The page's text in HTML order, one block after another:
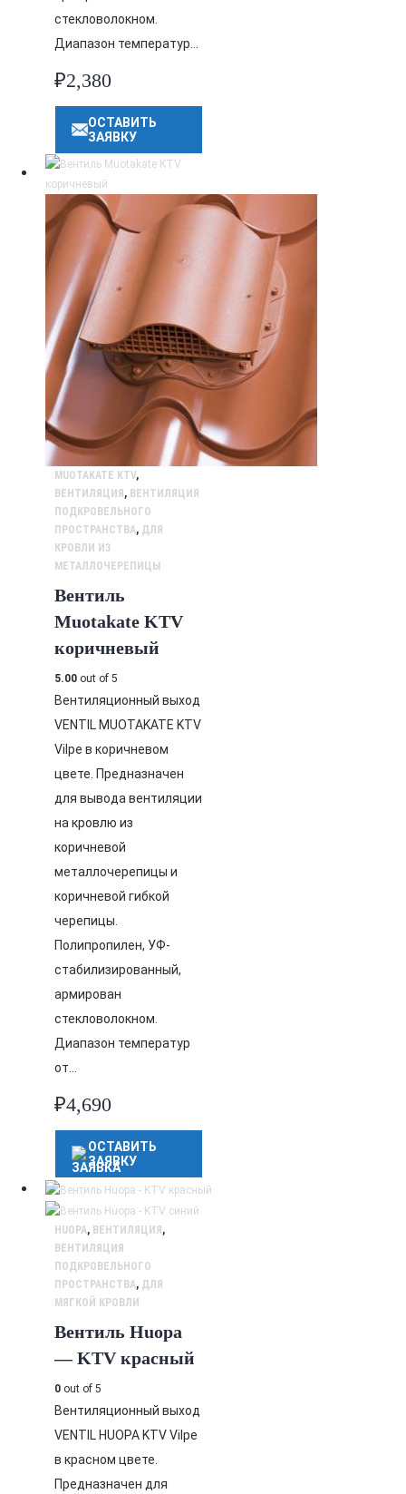
стекловолокном.
Диапазон температур…
₽2,380
ОСТАВИТЬ
ЗАЯВКУ
MUOTAKATE KTV,
ВЕНТИЛЯЦИЯ , ВЕНТИЛЯЦИЯ
ПОДКРОВЕЛЬНОГО
ПРОСТРАНСТВА, ДЛЯ
КРОВЛИ ИЗ
МЕТАЛЛОЧЕРЕПИЦЫ
Вентиль
Muotakate KTV
коричневый
5.00 out of 5
Вентиляционный выход
VENTIL MUOTAKATE KTV
Vilpe в коричневом
цвете. Предназначен
для вывода вентиляции
на кровлю из
коричневой
металлочерепицы и
коричневой гибкой
черепицы.
Полипропилен, УФ-
стабилизированный,
армирован
стекловолокном.
Диапазон температур
от…
₽4,690
ОСТАВИТЬ
ЗАЯВКУ
HUOPA, ВЕНТИЛЯЦИЯ,
ВЕНТИЛЯЦИЯ
ПОДКРОВЕЛЬНОГО
ПРОСТРАНСТВА, ДЛЯ
МЯГКОЙ КРОВЛИ
Вентиль Huopa
— KTV красный
0 out of 5
Вентиляционный выход
VENTIL HUOPA KTV Vilpe
в красном цвете.
Предназначен для